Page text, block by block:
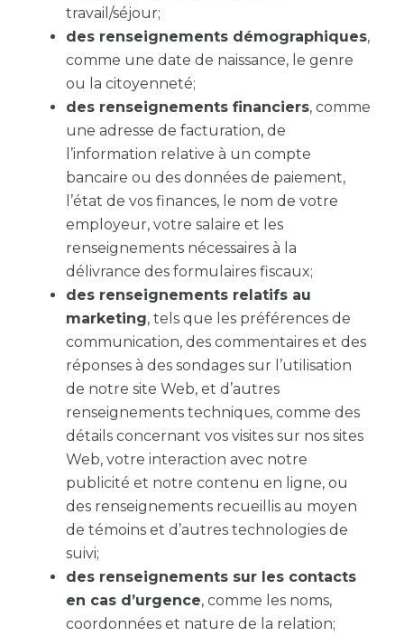
travail/séjour;
des renseignements démographiques,
comme une date de naissance, le genre
ou la citoyenneté;
des renseignements financiers, comme
une adresse de facturation, de
l’information relative à un compte
bancaire ou des données de paiement,
l’état de vos finances, le nom de votre
employeur, votre salaire et les
renseignements nécessaires à la
délivrance des formulaires fiscaux;
des renseignements relatifs au
marketing, tels que les préférences de
communication, des commentaires et des
réponses à des sondages sur l’utilisation
de notre site Web, et d’autres
renseignements techniques, comme des
détails concernant vos visites sur nos sites
Web, votre interaction avec notre
publicité et notre contenu en ligne, ou
des renseignements recueillis au moyen
de témoins et d’autres technologies de
suivi;
des renseignements sur les contacts
en cas d’urgence, comme les noms,
coordonnées et nature de la relation;